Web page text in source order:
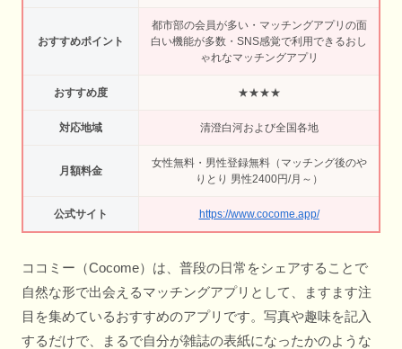
おすすめポイント
都市部の会員が多い・マッチングアプリの面
白い機能が多数・SNS感覚で利用できるおし
ゃれなマッチングアプリ
おすすめ度 ★★★★
対応地域 清澄白河および全国各地
月額料金
女性無料・男性登録無料（マッチング後のや
りとり 男性2400円/月～）
公式サイト https://www.cocome.app/
ココミー（Cocome）は、普段の日常をシェアすることで
自然な形で出会えるマッチングアプリとして、ますます注
目を集めているおすすめのアプリです。写真や趣味を記入
するだけで、まるで自分が雑誌の表紙になったかのような